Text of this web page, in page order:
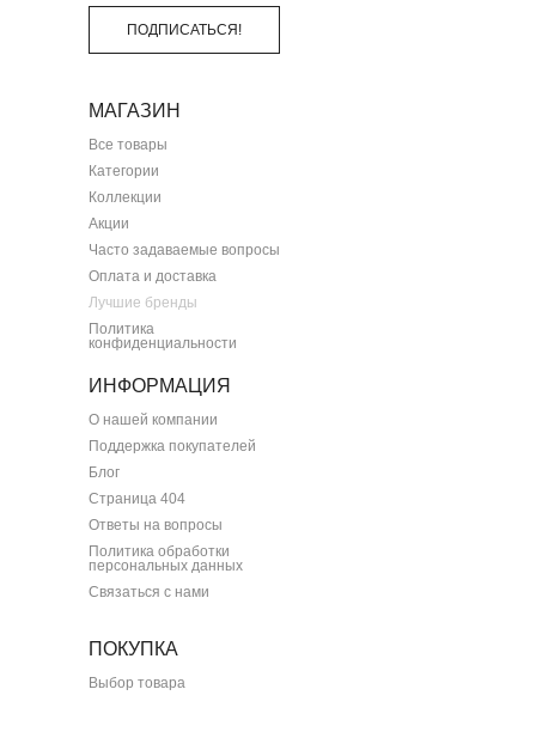
ПОДПИСАТЬСЯ!
МАГАЗИН
ИНФОРМАЦИЯ
ПОКУПКА
Все товары
Категории
Коллекции
Акции
Часто задаваемые вопросы
Оплата и доставка
Лучшие бренды
Политика
конфиденциальности
О нашей компании
Поддержка покупателей
Блог
Страница 404
Ответы на вопросы
Политика обработки
персональных данных
Связаться с нами
Выбор товара